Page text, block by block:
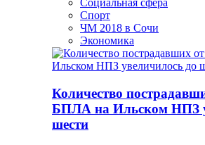
Социальная сфера
Спорт
ЧМ 2018 в Сочи
Экономика
Количество
БПЛА на Ильском НПЗ
шести